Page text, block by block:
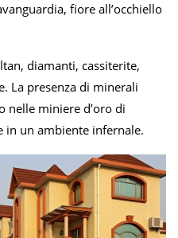
fiore all’occhiello
diamanti, cassiterite,
La presenza di minerali
miniere d’oro di
in un ambiente infernale.